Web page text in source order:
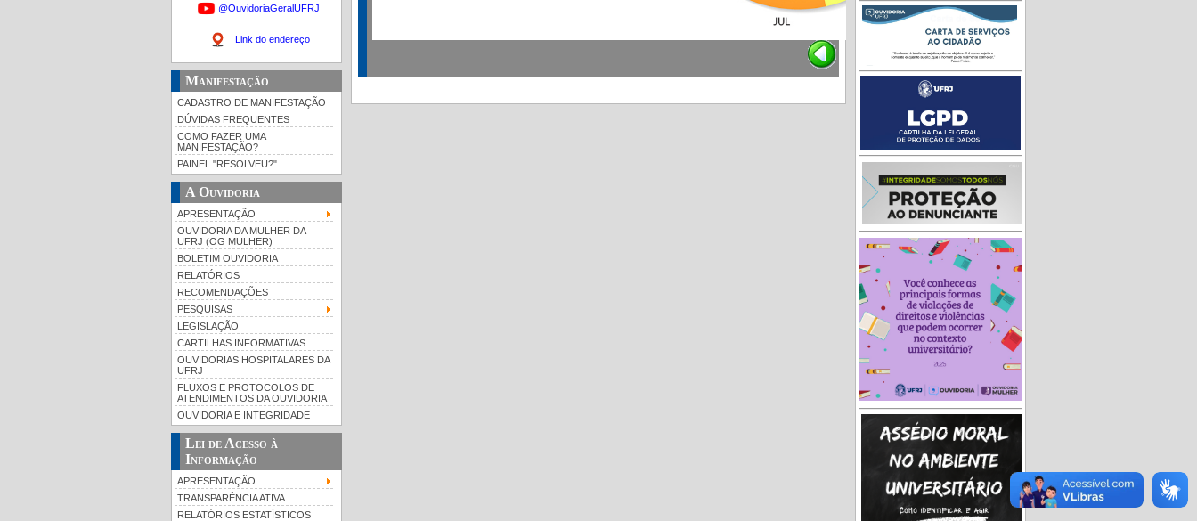
@OuvidoriaGeralUFRJ
Link do endereço
Manifestação
CADASTRO DE MANIFESTAÇÃO
DÚVIDAS FREQUENTES
COMO FAZER UMA
MANIFESTAÇÃO?
PAINEL "RESOLVEU?"
A Ouvidoria
APRESENTAÇÃO
OUVIDORIA DA MULHER DA
UFRJ (OG MULHER)
BOLETIM OUVIDORIA
RELATÓRIOS
RECOMENDAÇÕES
PESQUISAS
LEGISLAÇÃO
CARTILHAS INFORMATIVAS
OUVIDORIAS HOSPITALARES DA
UFRJ
FLUXOS E PROTOCOLOS DE
ATENDIMENTOS DA OUVIDORIA
OUVIDORIA E INTEGRIDADE
Lei de Acesso à
Informação
APRESENTAÇÃO
TRANSPARÊNCIA ATIVA
RELATÓRIOS ESTATÍSTICOS